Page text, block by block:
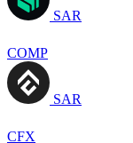
SAR
COMP
SAR
CFX